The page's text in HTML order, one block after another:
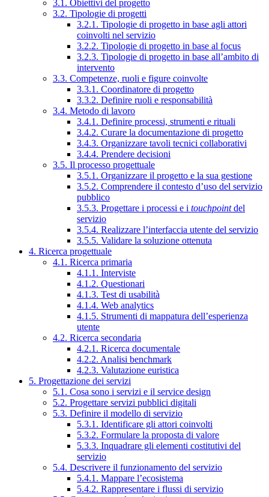
3.1. Obiettivi del progetto
3.2. Tipologie di progetti
3.2.1. Tipologie di progetto in base agli attori
coinvolti nel servizio
3.2.2. Tipologie di progetto in base al focus
3.2.3. Tipologie di progetto in base all’ambito di
intervento
3.3. Competenze, ruoli e figure coinvolte
3.3.1. Coordinatore di progetto
3.3.2. Definire ruoli e responsabilità
3.4. Metodo di lavoro
3.4.1. Definire processi, strumenti e rituali
3.4.2. Curare la documentazione di progetto
3.4.3. Organizzare tavoli tecnici collaborativi
3.4.4. Prendere decisioni
3.5. Il processo progettuale
3.5.1. Organizzare il progetto e la sua gestione
3.5.2. Comprendere il contesto d’uso del servizio
pubblico
3.5.3. Progettare i processi e i touchpointdel
servizio
3.5.4. Realizzare l’interfaccia utente del servizio
3.5.5. Validare la soluzione ottenuta
4. Ricerca progettuale
4.1. Ricerca primaria
4.1.1. Interviste
4.1.2. Questionari
4.1.3. Test di usabilità
4.1.4. Web analytics
4.1.5. Strumenti di mappatura dell’esperienza
utente
4.2. Ricerca secondaria
4.2.1. Ricerca documentale
4.2.2. Analisi benchmark
4.2.3. Valutazione euristica
5. Progettazione dei servizi
5.1. Cosa sono i servizi e il service design
5.2. Progettare servizi pubblici digitali
5.3. Definire il modello di servizio
5.3.1. Identificare gli attori coinvolti
5.3.2. Formulare la proposta di valore
5.3.3. Inquadrare gli elementi costitutivi del
servizio
5.4. Descrivere il funzionamento del servizio
5.4.1. Mappare l’ecosistema
5.4.2. Rappresentare i flussi di servizio